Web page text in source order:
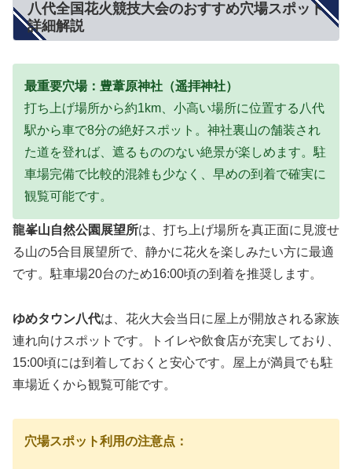
八代全国花火競技大会のおすすめ穴場スポット
詳細解説
最重要穴場：豊葦原神社（遥拝神社）
打ち上げ場所から約1km、小高い場所に位置する八代
駅から車で8分の絶好スポット。神社裏山の舗装され
た道を登れば、遮るもののない絶景が楽しめます。駐
車場完備で比較的混雑も少なく、早めの到着で確実に
観覧可能です。
龍峯山自然公園展望所は、打ち上げ場所を真正面に見渡せ
る山の5合目展望所で、静かに花火を楽しみたい方に最適
です。駐車場20台のため16:00頃の到着を推奨します。
ゆめタウン八代は、花火大会当日に屋上が開放される家族
連れ向けスポットです。トイレや飲食店が充実しており、
15:00頃には到着しておくと安心です。屋上が満員でも駐
車場近くから観覧可能です。
穴場スポット利用の注意点：